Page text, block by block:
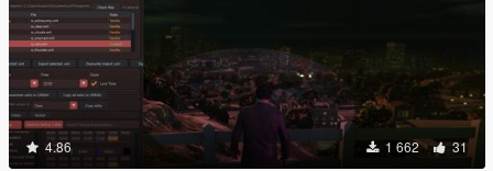
4.86 1 662 31